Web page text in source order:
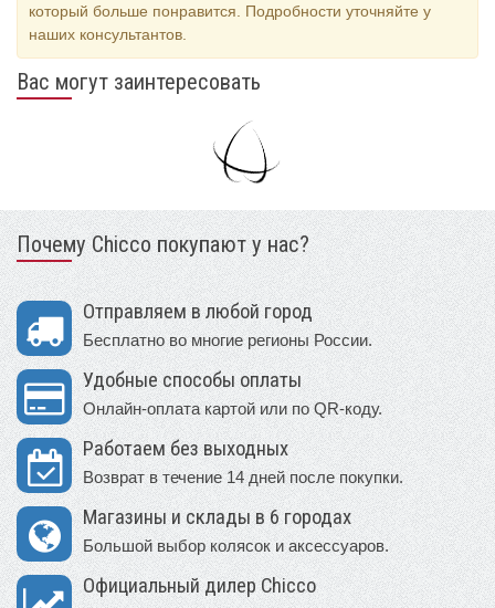
который больше понравится. Подробности уточняйте у
наших консультантов.
Вас могут заинтересовать
Почему Chicco покупают у нас?
Отправляем в любой город
Бесплатно во многие регионы России.
Удобные способы оплаты
Онлайн-оплата картой или по QR-коду.
Работаем без выходных
Возврат в течение 14 дней после покупки.
Магазины и склады в 6 городах
Большой выбор колясок и аксессуаров.
Официальный дилер Chicco